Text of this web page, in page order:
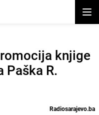
knjige
Paška R.
Radiosarajevo.ba